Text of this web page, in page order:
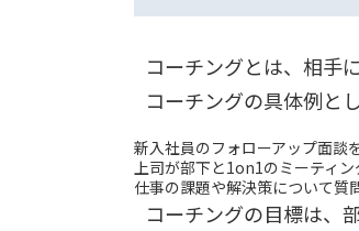
コーチングとは、相手
コーチングの具体例と
新入社員のフォローアップ面談
上司が部下と1on1のミーティ
仕事の課題や解決策について質
コーチングの目標は、